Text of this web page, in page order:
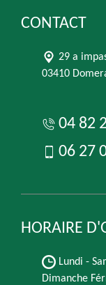
CONTACT
29 a
03410
04 82
06 27
HORAIRE
Lundi -
Dimanche